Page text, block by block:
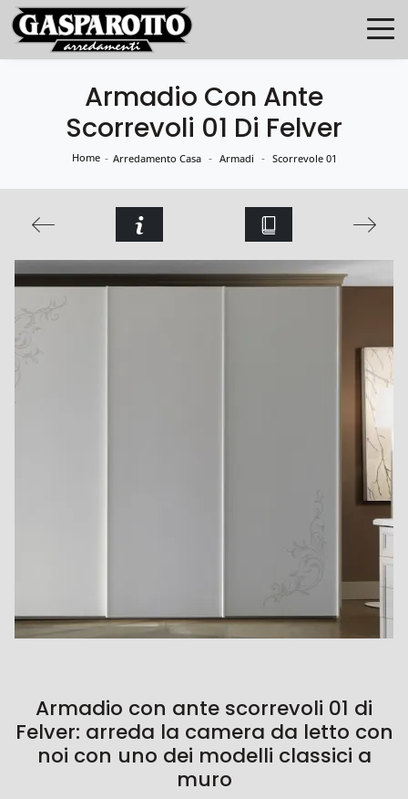
Armadio Con Ante
Scorrevoli 01 Di Felver
Home - Arredamento Casa - Armadi - Scorrevole 01
Armadio con ante scorrevoli 01 di
Felver: arreda la camera da letto con
noi con uno dei modelli classici a
muro